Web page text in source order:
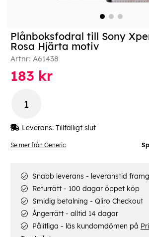
Se mer från Generic
Plånboksfodral till Sony
Rosa Hjärta motiv
Artnr: A61438
183 kr
Leverans: Tillfälligt slut
Snabb leverans - leveranstid
Returrätt - 100 dagar öppet köp
Smidig betalning - Qliro Checkout
Ångerrätt - alltid 14 dagar
Pålitliga - läs kundomdömen på